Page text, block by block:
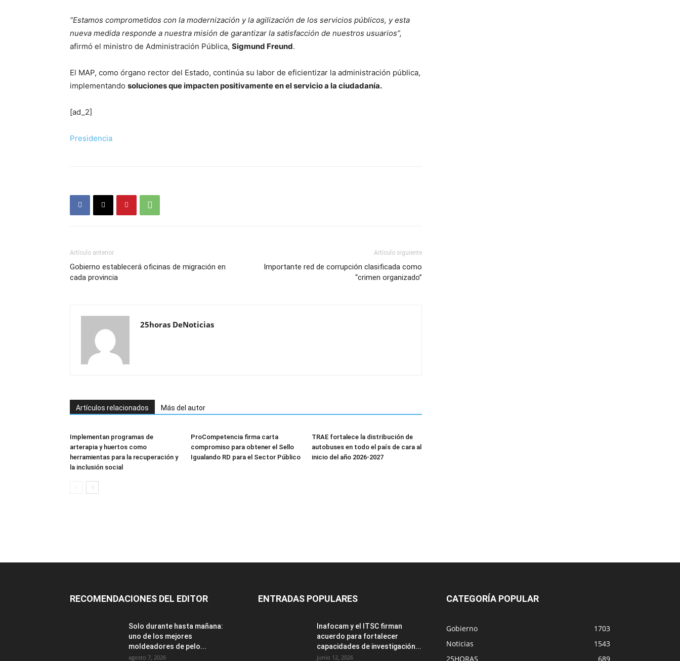
“Estamos comprometidos con la modernización y la agilización de los servicios públicos, y esta
nueva medida responde a nuestra misión de garantizar la satisfacción de nuestros usuarios”,
afirmó el ministro de Administración Pública, Sigmund Freund.
El MAP, como órgano rector del Estado, continúa su labor de eficientizar la administración pública,
implementando soluciones que impacten positivamente en el servicio a la ciudadanía.
[ad_2]
Presidencia
Artículo anterior
Gobierno establecerá oficinas de migración en
cada provincia
Artículo siguiente
Importante red de corrupción clasificada como
“crimen organizado”
25horas DeNoticias
Artículos relacionados Más del autor
Implementan programas de
arterapia y huertos como
herramientas para la recuperación y
la inclusión social
ProCompetencia firma carta
compromiso para obtener el Sello
Igualando RD para el Sector Público
TRAE fortalece la distribución de
autobuses en todo el país de cara al
inicio del año 2026-2027
RECOMENDACIONES DEL EDITOR
Solo durante hasta mañana:
uno de los mejores
moldeadores de pelo...
agosto 7, 2026
ENTRADAS POPULARES
Inafocam y el ITSC firman
acuerdo para fortalecer
capacidades de investigación...
junio 12, 2026
CATEGORÍA POPULAR
Gobierno
1703
Noticias
1543
25HORAS
689